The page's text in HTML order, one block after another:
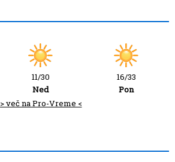
11/30
Ned
16/33
Pon
> več na Pro-Vreme <